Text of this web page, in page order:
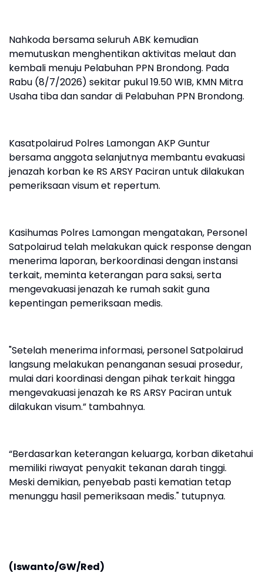
Nahkoda bersama seluruh ABK kemudian
memutuskan menghentikan aktivitas melaut dan
kembali menuju Pelabuhan PPN Brondong. Pada
Rabu (8/7/2026) sekitar pukul 19.50 WIB, KMN Mitra
Usaha tiba dan sandar di Pelabuhan PPN Brondong.
Kasatpolairud Polres Lamongan AKP Guntur
bersama anggota selanjutnya membantu evakuasi
jenazah korban ke RS ARSY Paciran untuk dilakukan
pemeriksaan visum et repertum.
Kasihumas Polres Lamongan mengatakan, Personel
Satpolairud telah melakukan quick response dengan
menerima laporan, berkoordinasi dengan instansi
terkait, meminta keterangan para saksi, serta
mengevakuasi jenazah ke rumah sakit guna
kepentingan pemeriksaan medis.
"Setelah menerima informasi, personel Satpolairud
langsung melakukan penanganan sesuai prosedur,
mulai dari koordinasi dengan pihak terkait hingga
mengevakuasi jenazah ke RS ARSY Paciran untuk
dilakukan visum.” tambahnya.
“Berdasarkan keterangan keluarga, korban diketahui
memiliki riwayat penyakit tekanan darah tinggi.
Meski demikian, penyebab pasti kematian tetap
menunggu hasil pemeriksaan medis." tutupnya.
(Iswanto/GW/Red)